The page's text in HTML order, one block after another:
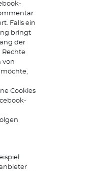
Falls ein
bringt
der
Rechte
von
Cookies